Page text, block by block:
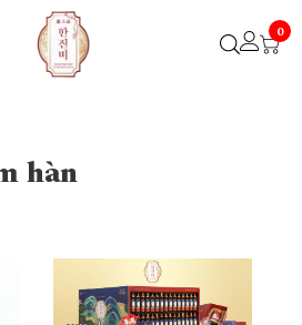
0
hàn